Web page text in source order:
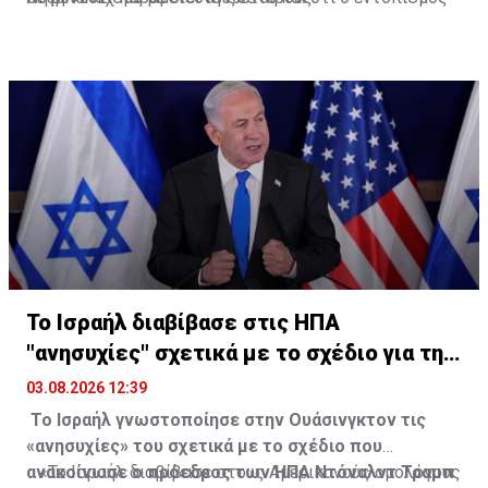
Το Ισραήλ διαβίβασε στις ΗΠΑ
"ανησυχίες" σχετικά με το σχέδιο για τη
Γάζα
03.08.2026 12:39
Το Ισραήλ γνωστοποίησε στην Ουάσινγκτον τις
«ανησυχίες» του σχετικά με το σχέδιο που
ανακοίνωσε ο πρόεδρος των ΗΠΑ Ντόναλντ Τραμπ
«Το Ισραήλ διαβίβασε στους Αμερικανούς ομολόγους